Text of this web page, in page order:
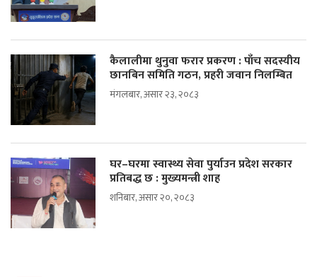
कैलालीमा थुनुवा फरार प्रकरण : पाँच सदस्यीय
छानबिन समिति गठन, प्रहरी जवान निलम्बित
मंगलबार, असार २३, २०८३
घर–घरमा स्वास्थ्य सेवा पुर्याउन प्रदेश सरकार
प्रतिबद्ध छ : मुख्यमन्त्री शाह
शनिबार, असार २०, २०८३